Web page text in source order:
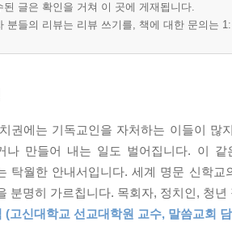
의 부흥이 일어날 때 어떤 모습으로 나타날
된 글은 확인을 거쳐 이 곳에 게재됩니다.
분들의 리뷰는 리뷰 쓰기를, 책에 대한 문의는
권에는 기독교인을 자처하는 이들이 많
나 만들어 내는 일도 벌어집니다. 이
탁월한 안내서입니다. 세계 명문 신학
분명히 가르칩니다. 목회자, 정치인, 청
(고신대학교 선교대학원 교수, 말씀교회